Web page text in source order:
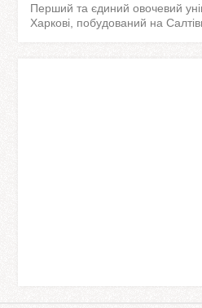
Перший та єдиний овочевий
Харкові, побудований на